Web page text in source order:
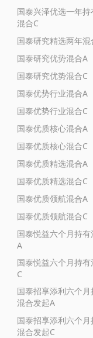
国泰兴泽优选一年持
混合C
国泰研究精选两年混
国泰研究优势混合A
国泰研究优势混合C
国泰优势行业混合A
国泰优势行业混合C
国泰优质核心混合A
国泰优质核心混合C
国泰优质精选混合A
国泰优质精选混合C
国泰优质领航混合A
国泰优质领航混合C
国泰悦益六个月持有
A
国泰悦益六个月持有
C
国泰招享添利六个月
混合发起A
国泰招享添利六个月
混合发起C